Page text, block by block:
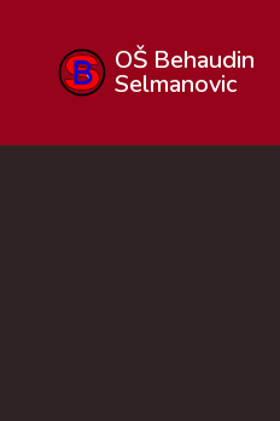
OŠ Behaudin
Selmanovic